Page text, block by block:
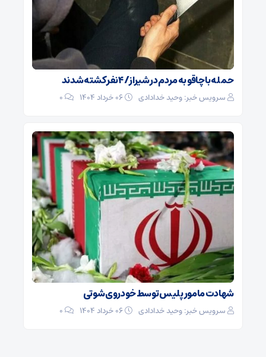
حمله با چاقو به مردم در شیراز/ ۴ نفر کشته شدند
سرویس خبر: وحید خدادادی 0
شهادت مامور پلیس توسط خودروی شوتی
سرویس خبر: وحید خدادادی 0